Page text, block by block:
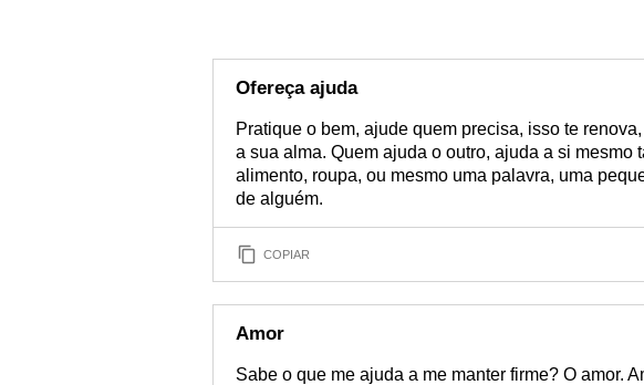
Ofereça ajuda
Pratique o bem, ajude quem precisa, isso te
a sua alma. Quem ajuda o outro, ajuda a si mesmo
alimento, roupa, ou mesmo uma palavra, uma
de alguém.
COPIAR
Amor
Sabe o que me ajuda a me manter firme? O amor.